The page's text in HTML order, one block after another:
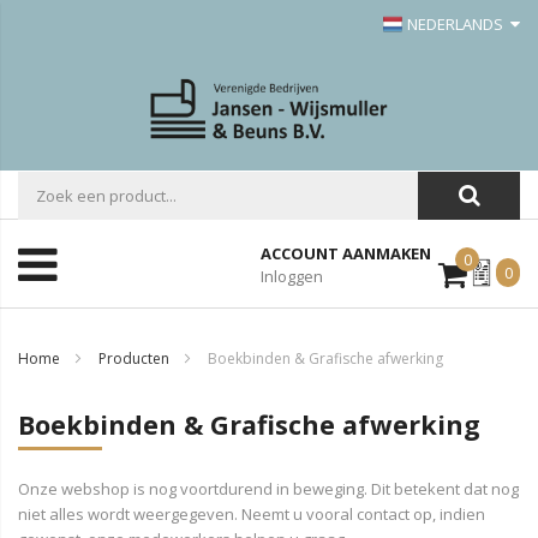
NEDERLANDS
ACCOUNT AANMAKEN
Inloggen
0Mijn
Offerte
0
Home Producten Boekbinden & Grafische afwerking
Boekbinden & Grafische afwerking
Onze webshop is nog voortdurend in beweging. Dit betekent dat nog
niet alles wordt weergegeven. Neemt u vooral contact op, indien